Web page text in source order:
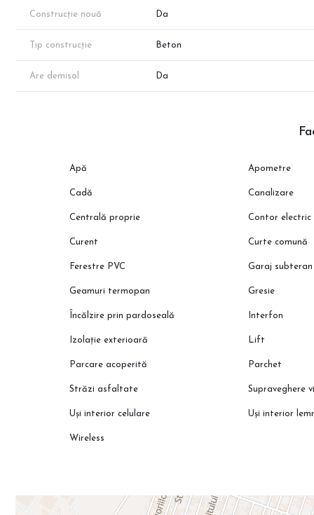
Notă: Disponibilitatea poate varia. Suprafața exactă va
Randarile au rol strict de prezentare.
Construcție nouă Da
Tip construcție Beton
Are demisol Da
Apă Apometre
Cadă Canalizare
Centrală proprie Contor electric
Curent Curte comună
Ferestre PVC Garaj subteran
Geamuri termopan Gresie
Încălzire prin pardoseală Interfon
Izolație exterioară Lift
Parcare acoperită Parchet
Străzi asfaltate Supraveghere
Uși interior celulare Uși interior
Wireless